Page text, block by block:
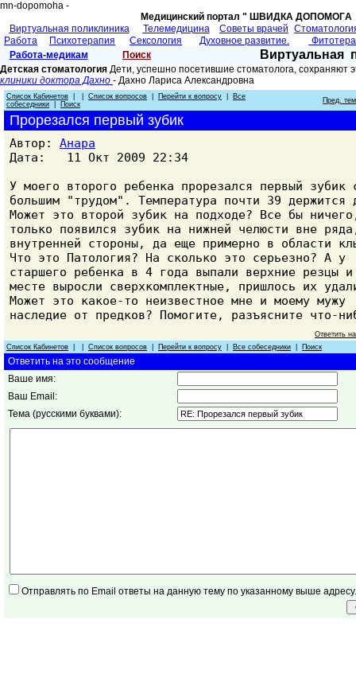
mn-dopomoha -
Медицинский портал " ШВИДКА
Виртуальная поликлиника
Телемедицина Советы врачей
Работа
Психотерапия Сексология Духовное развитие.
Работа-медикам
Поиск Виртуальная
Детская стоматология Дети, успешно посетившие стоматолога,
клиники доктора Дахно - Дахно Лариса Александровнa
Список Кабинетов Список вопросов Перейти к вопросу
Все
собеседники
Поиск Пред.
Прорезался первый зубик
Автор: Анара
Дата: 11 Окт 2009 22:34
У моего второго ребенка прорезался первый зубик
большим "трудом". Температура почти 39 держится
Может это второй зубик на подходе? Все бы
только появился зубик на нижней челюсти вне
внутренней стороны, да еще примерно в области
Что это Патология? На сколько это серьезно? А у
старшего ребенка в 4 года выпали верхние резцы
месте выросли сверхкомплектные, пришлось их
Может это какое-то неизвестное мне и моему мужу
наследие от предков? Помогите, разъясните что-
Ответить
Список Кабинетов
Список вопросов Перейти к вопросу Все собеседники Поиск
Ответить на это сообщение
Ваше имя:
Ваш Email:
Тема (русскими буквами):
Отправлять по Email ответы на данную тему по указанному выше адресу.